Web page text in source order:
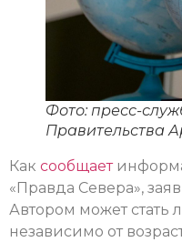
Фото: пресс-
Правительства
Как сообщает
«Правда Севера»,
Автором может
независимо от